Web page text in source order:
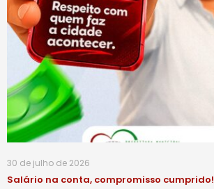
30 de julho de 2026
Salário na conta, compromisso cumprido!